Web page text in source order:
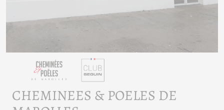
CHEMINEES & POELES DE